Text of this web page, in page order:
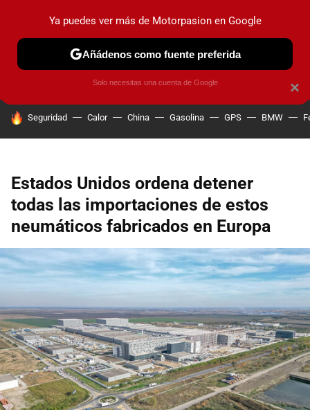
PRUEBAS COCHES ELÉCTRICOS OBSERVATORIO
HOY SE HABLA DE
Seguridad Calor China Gasolina GPS BMW
Estados Unidos ordena detener
todas las importaciones de estos
neumáticos fabricados en Europa
×
Ya puedes ver más de Motorpasion en Google
Añádenos como fuente preferida
Solo necesitas una cuenta de Google